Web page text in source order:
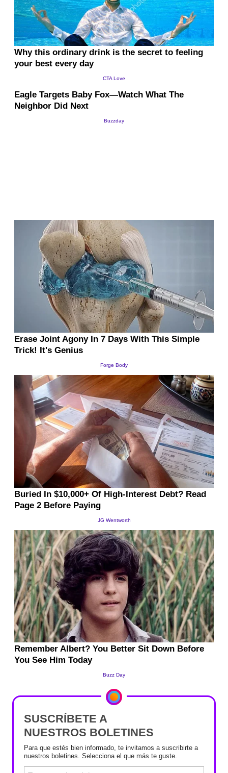
SUSCRÍBETE A
NUESTROS BOLETINES
Para que estés bien informado, te invitamos a suscribirte a
nuestros boletines. Selecciona el que más te guste.